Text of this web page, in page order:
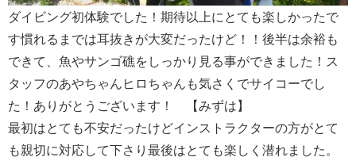
ダイビング初体験でした！期待以上にとても楽しかったで
す慣れるまでは耳抜きが大変だったけど！！後半は余裕も
できて、魚やサンゴ礁をしっかり見る事ができました！ス
タッフのあやちゃんヒロちゃんも気さくでサイコーでし
た！ありがとうございます！ 【みずは】
最初はとても不安だったけどインストラクターの方がとて
も親切に対応して下さり最後はとても楽しく潜れました。